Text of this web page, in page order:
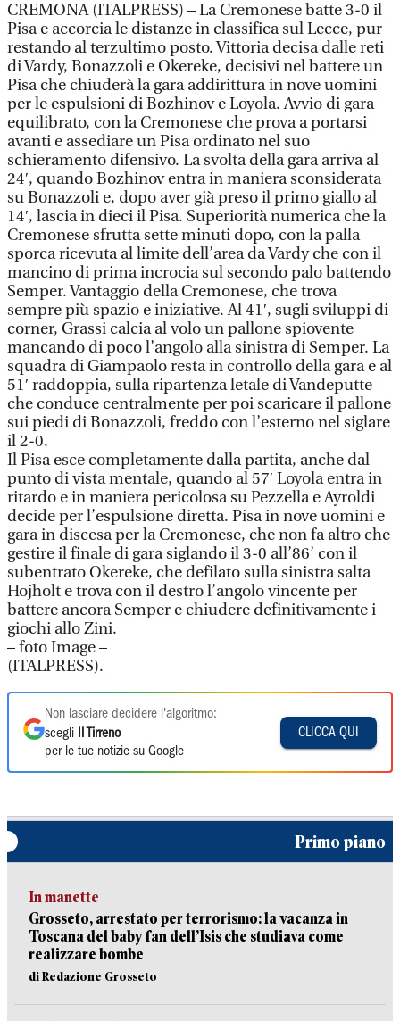
CREMONA (ITALPRESS) – La Cremonese batte 3-0 il
Pisa e accorcia le distanze in classifica sul Lecce, pur
restando al terzultimo posto. Vittoria decisa dalle reti
di Vardy, Bonazzoli e Okereke, decisivi nel battere un
Pisa che chiuderà la gara addirittura in nove uomini
per le espulsioni di Bozhinov e Loyola. Avvio di gara
equilibrato, con la Cremonese che prova a portarsi
avanti e assediare un Pisa ordinato nel suo
schieramento difensivo. La svolta della gara arriva al
24′, quando Bozhinov entra in maniera sconsiderata
su Bonazzoli e, dopo aver già preso il primo giallo al
14′, lascia in dieci il Pisa. Superiorità numerica che la
Cremonese sfrutta sette minuti dopo, con la palla
sporca ricevuta al limite dell’area da Vardy che con il
mancino di prima incrocia sul secondo palo battendo
Semper. Vantaggio della Cremonese, che trova
sempre più spazio e iniziative. Al 41′, sugli sviluppi di
corner, Grassi calcia al volo un pallone spiovente
mancando di poco l’angolo alla sinistra di Semper. La
squadra di Giampaolo resta in controllo della gara e al
51′ raddoppia, sulla ripartenza letale di Vandeputte
che conduce centralmente per poi scaricare il pallone
sui piedi di Bonazzoli, freddo con l’esterno nel siglare
il 2-0.
Il Pisa esce completamente dalla partita, anche dal
punto di vista mentale, quando al 57′ Loyola entra in
ritardo e in maniera pericolosa su Pezzella e Ayroldi
decide per l’espulsione diretta. Pisa in nove uomini e
gara in discesa per la Cremonese, che non fa altro che
gestire il finale di gara siglando il 3-0 all’86’ con il
subentrato Okereke, che defilato sulla sinistra salta
Hojholt e trova con il destro l’angolo vincente per
battere ancora Semper e chiudere definitivamente i
giochi allo Zini.
– foto Image –
(ITALPRESS).
Non lasciare decidere l'algoritmo:
scegli
Il Tirreno
per le tue notizie su Google
CLICCA QUI
Primo piano
In manette
Grosseto, arrestato per terrorismo: la vacanza in
Toscana del baby fan dell’Isis che studiava come
realizzare bombe
di Redazione Grosseto